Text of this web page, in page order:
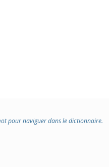
pour naviguer dans le dictionnaire.